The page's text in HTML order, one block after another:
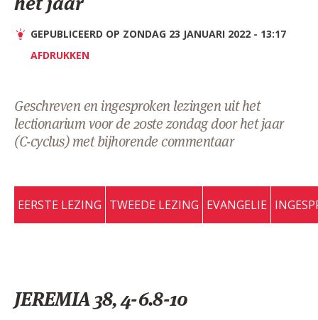
AANMELDEN OF REGISTREREN
GEPUBLICEERD OP ZONDAG 23 JANUARI 2022 - 13:17
AFDRUKKEN
Geschreven en ingesproken lezingen uit het
lectionarium voor de 20ste zondag door het jaar
(C-cyclus) met bijhorende commentaar
EERSTE LEZING TWEEDE LEZING EVANGELIE
JEREMIA 38, 4-6.8-10